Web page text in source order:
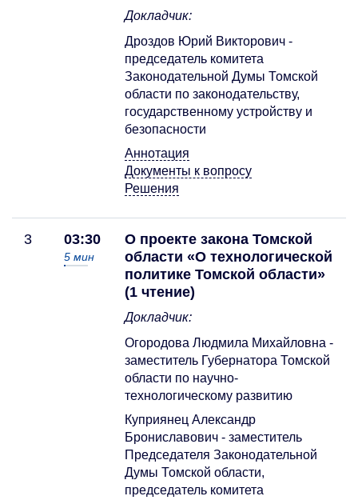
Докладчик:
Дроздов Юрий Викторович -
председатель комитета
Законодательной Думы Томской
области по законодательству,
государственному устройству и
безопасности
Аннотация
Документы к вопросу
Решения
3 03:30
5 мин
О проекте закона Томской
области «О технологической
политике Томской области»
(1 чтение)
Докладчик:
Огородова Людмила Михайловна -
заместитель Губернатора Томской
области по научно-
технологическому развитию
Куприянец Александр
Брониславович - заместитель
Председателя Законодательной
Думы Томской области,
председатель комитета